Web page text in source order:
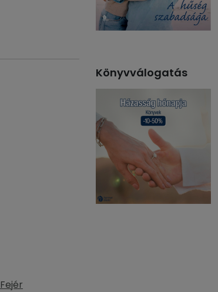
Fejér
Könyvválogatás